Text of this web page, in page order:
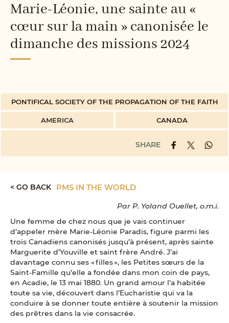
Marie-Léonie, une sainte au «
cœur sur la main » canonisée le
dimanche des missions 2024
PONTIFICAL SOCIETY OF THE PROPAGATION OF THE FAITH
AMERICA CANADA
SHARE
< GO BACK PMS IN THE WORLD
Par P. Yoland Ouellet, o.m.i.
Une femme de chez nous que je vais continuer
d’appeler mère Marie-Léonie Paradis, figure parmi les
trois Canadiens canonisés jusqu’à présent, après sainte
Marguerite d’Youville et saint frère André. J’ai
davantage connu ses « filles », les Petites sœurs de la
Saint-Famille qu’elle a fondée dans mon coin de pays,
en Acadie, le 13 mai 1880. Un grand amour l’a habitée
toute sa vie, découvert dans l’Eucharistie qui va la
conduire à se donner toute entière à soutenir la mission
des prêtres dans la vie consacrée.